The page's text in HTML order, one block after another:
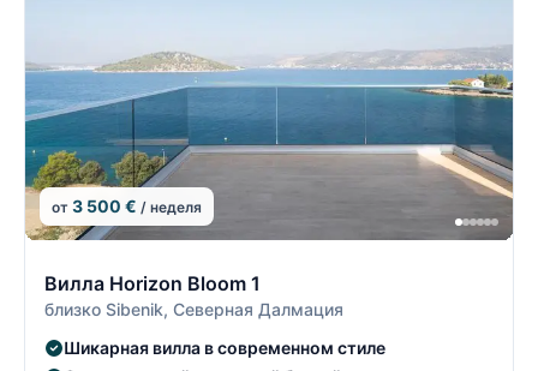
от 3 500 € / неделя
Вилла Horizon Bloom 1
близко Sibenik, Северная Далмация
Шикарная вилла в современном стиле